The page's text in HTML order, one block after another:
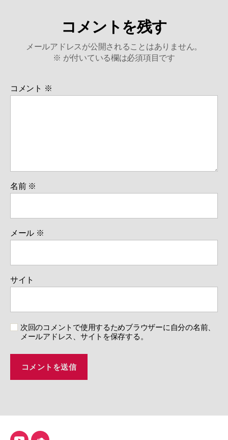
コメントを残す
メールアドレスが公開されることはありません。
※ が付いている欄は必須項目です
コメント ※
名前 ※
メール ※
サイト
次回のコメントで使用するためブラウザーに自分の名前、
メールアドレス、サイトを保存する。